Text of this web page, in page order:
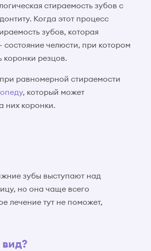
стираемость зубов с
Когда этот процесс
зубов, которая
состояние челюсти, при котором
коронки резцов.
равномерной стираемости
, который может
них коронки.
зубы выступают над
но она чаще всего
лечение тут не поможет,